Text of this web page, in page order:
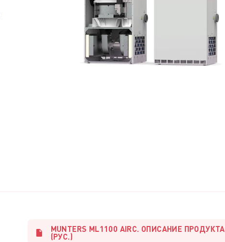
MUNTERS ML1100 AIRC. ОПИСАНИЕ ПРОДУКТА
(РУС.)